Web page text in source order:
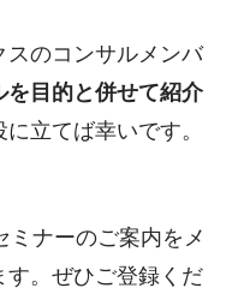
のコンサルメンバ
を目的と併せて紹介
立てば幸いです。
ミナーのご案内をメ
す。ぜひご登録くだ